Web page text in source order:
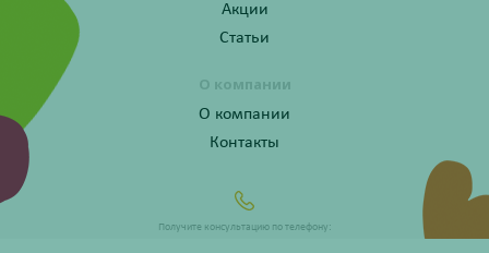
Акции
Статьи
О компании
О компании
Контакты
Получите консультацию по телефону: